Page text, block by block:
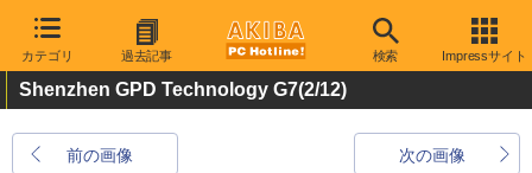
カテゴリ 過去記事 検索 Impressサイト
Shenzhen GPD Technology G7(2/12)
前の画像 次の画像